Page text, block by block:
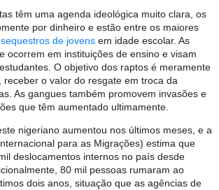
têm uma agenda ideológica muito clara, os
por dinheiro e estão entre os maiores
sequestros de jovens em idade escolar. As
ocorrem em instituições de ensino e visam
O objetivo dos raptos é meramente
receber o valor do resgate em troca da
As gangues também promovem invasões e
que têm aumentado ultimamente.
nigeriano aumentou nos últimos meses, e a
para as Migrações) estima que
deslocamentos internos no país desde
80 mil pessoas rumaram ao
dois anos, situação que as agências de